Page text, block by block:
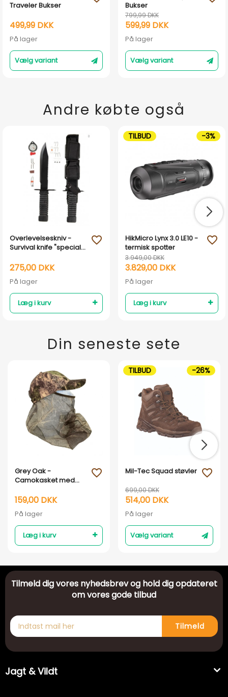
Traveler Bukser
499,99 DKK
På lager
Vælg variant
Bukser
799,99 DKK
599,99 DKK
På lager
Vælg variant
Andre købte også
Overlevelseskniv -
Survival knife "special
275,00 DKK
På lager
Læg i kurv
favorite_outline
HikMicro Lynx 3.0 LE10 -
termisk spotter
3.949,00 DKK
3.829,00 DKK
På lager
Læg i kurv
favorite_outline
TILBUD -3%
Din seneste sete
Grey Oak -
Camokasket med
159,00 DKK
På lager
Læg i kurv
favorite_outline Mil-Tec Squad støvler
699,00 DKK
514,00 DKK
På lager
Vælg variant
favorite_outline
TILBUD -26%
Tilmeld dig vores nyhedsbrev og hold dig opdateret
om vores gode tilbud
Tilmeld
Jagt & Vildt